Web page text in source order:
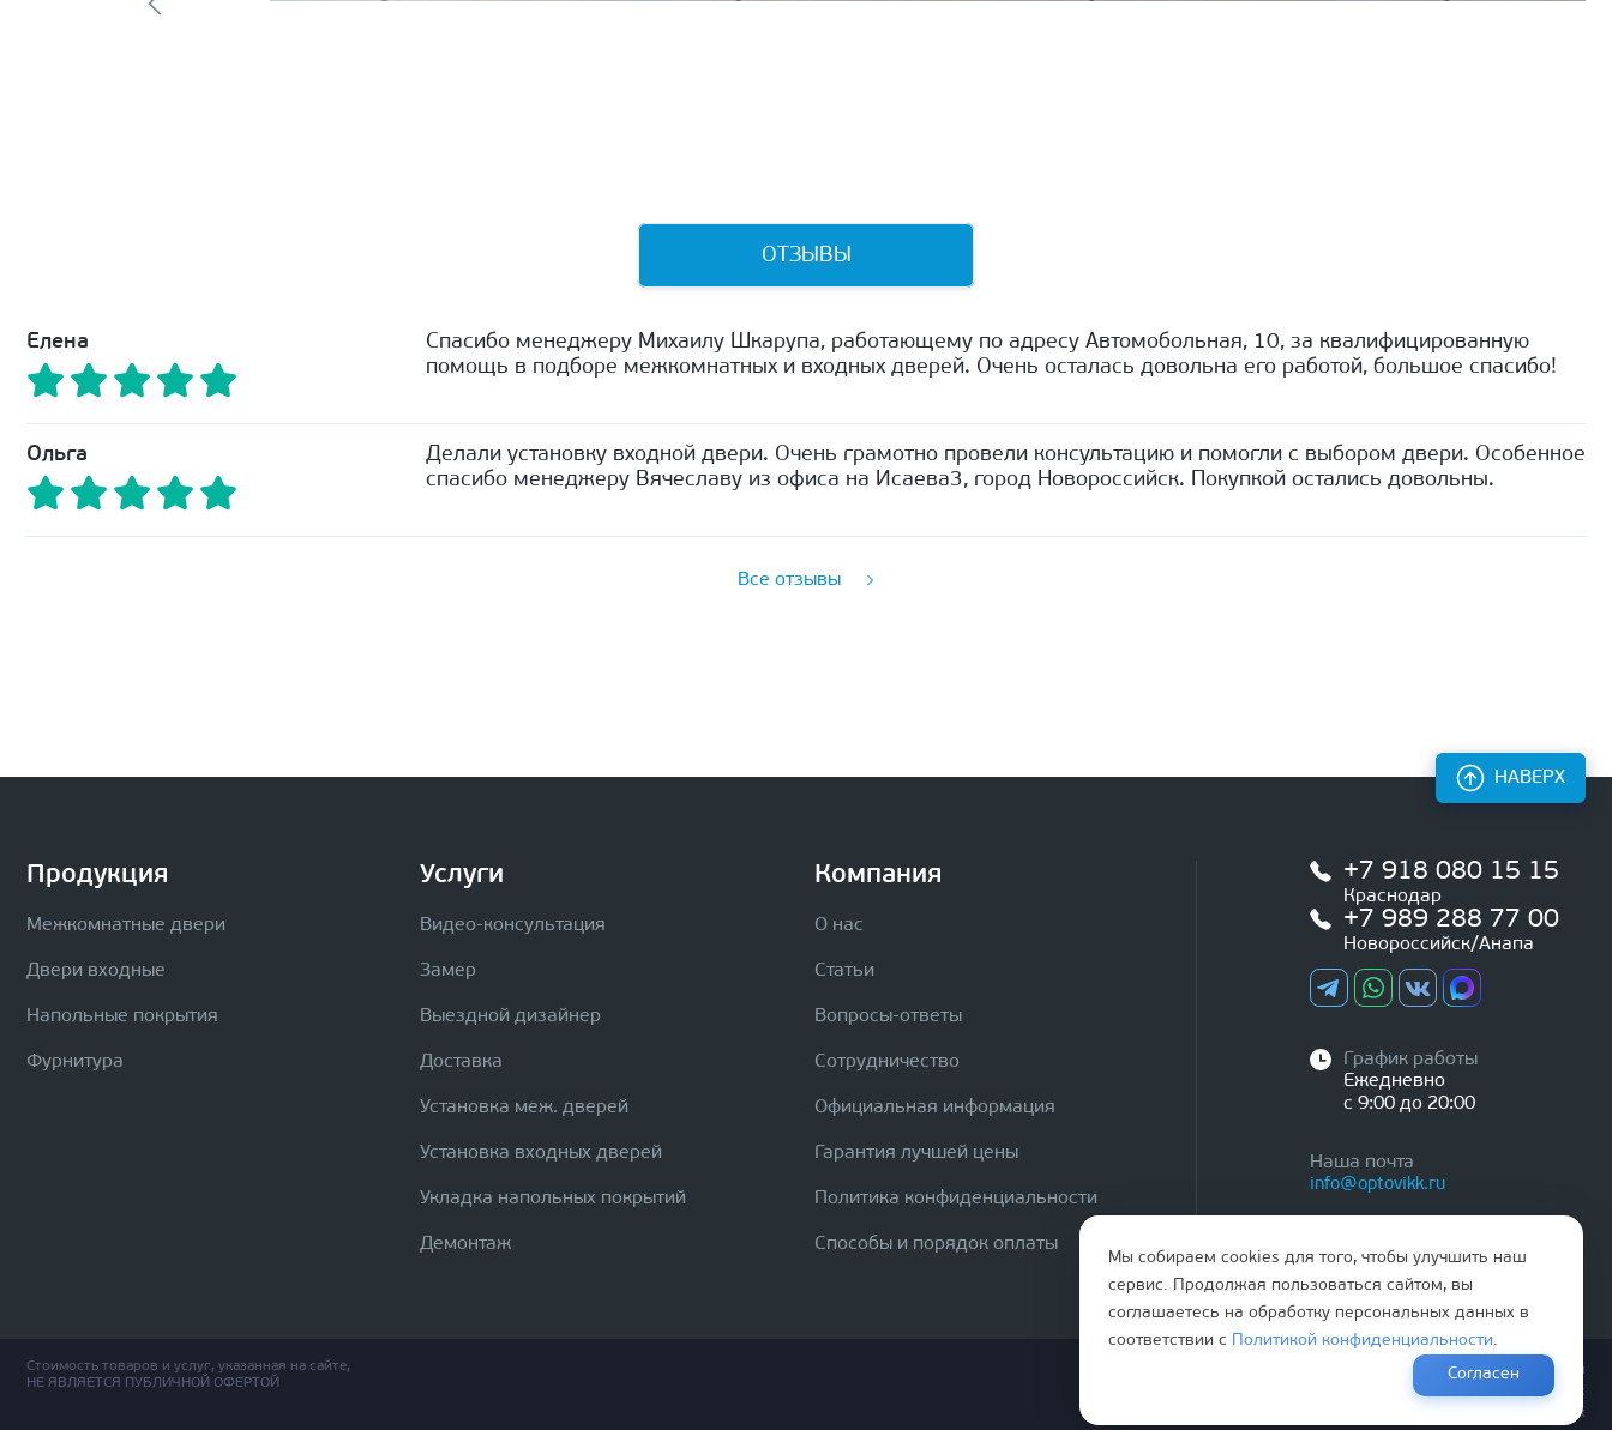
ОТЗЫВЫ
Елена
Спасибо менеджеру Михаилу Шкарупа, работающему по адресу Автомобольная, 10, за квалифицированную
помощь в подборе межкомнатных и входных дверей. Очень осталась довольна его работой, большое спасибо!
Ольга
Делали установку входной двери. Очень грамотно провели консультацию и помогли с выбором двери. Особенное
спасибо менеджеру Вячеславу из офиса на Исаева3, город Новороссийск. Покупкой остались довольны.
Все отзывы
Продукция
Межкомнатные двери
Двери входные
Напольные покрытия
Фурнитура
Услуги
Видео-консультация
Замер
Выездной дизайнер
Доставка
Установка меж. дверей
Установка входных дверей
Укладка напольных покрытий
Демонтаж
Компания
О нас
Статьи
Вопросы-ответы
Сотрудничество
Официальная информация
Гарантия лучшей цены
Политика конфиденциальности
Способы и порядок оплаты
+7 918 080 15 15
Краснодар
+7 989 288 77 00
Новороссийск/Анапа
График работы
Ежедневно
с 9:00 до 20:00
Наша почта
info@optovikk.ru
НАВЕРХ
Стоимость товаров и услуг, указанная на сайте,
НЕ ЯВЛЯЕТСЯ ПУБЛИЧНОЙ ОФЕРТОЙ
Правила эксплутации входных и межкомнатных дверей
Политика обработки персональных данных
Согласие на обработку персональных данных
Мы собираем cookies для того, чтобы улучшить наш
сервис. Продолжая пользоваться сайтом, вы
соглашаетесь на обработку персональных данных в
соответствии с
Политикой конфиденциальности.
Согласен